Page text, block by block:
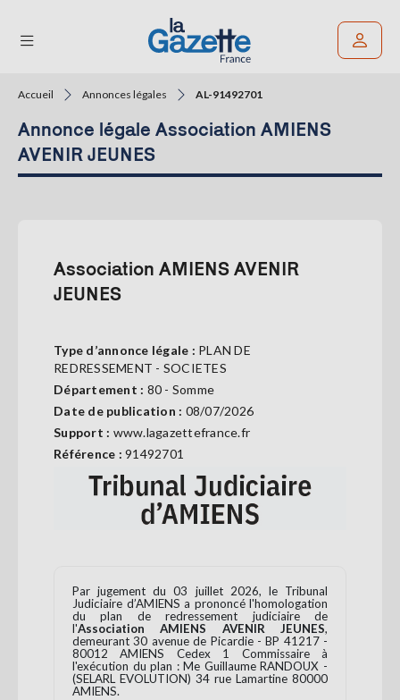
THÉMATIQUES
TENDANCES
Se
connecter
Accueil Annonces légales AL-91492701
Annonce légale Association AMIENS
AVENIR JEUNES
Association AMIENS AVENIR
JEUNES
Type d’annonce légale : PLAN DE
REDRESSEMENT - SOCIETES
Département : 80 - Somme
Date de publication : 08/07/2026
Support : www.lagazettefrance.fr
Référence : 91492701
Par jugement du 03 juillet 2026, le Tribunal
Judiciaire d’AMIENS a prononcé l'homologation
du plan de redressement judiciaire de
l'Association AMIENS AVENIR JEUNES,
demeurant 30 avenue de Picardie - BP 41217 -
80012 AMIENS Cedex 1 Commissaire à
l'exécution du plan : Me Guillaume RANDOUX -
(SELARL EVOLUTION) 34 rue Lamartine 80000
AMIENS.